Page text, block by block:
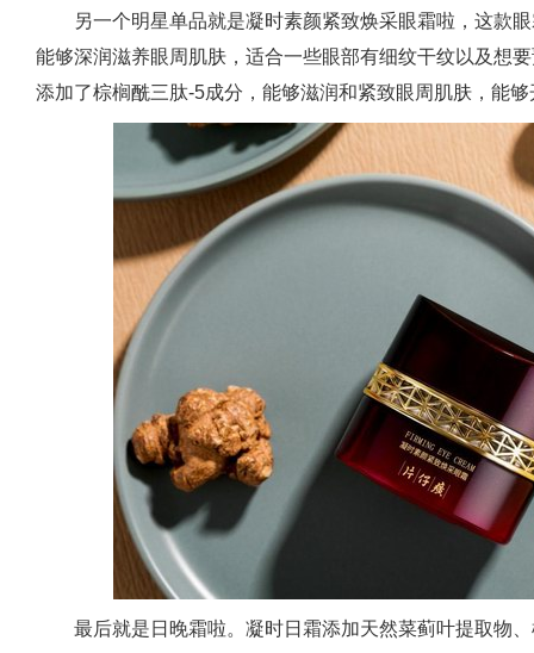
另一个明星单品就是凝时素颜紧致焕采眼霜啦，这款
能够深润滋养眼周肌肤，适合一些眼部有细纹干纹以及想
添加了棕榈酰三肽-5成分，能够滋润和紧致眼周肌肤，能够
最后就是日晚霜啦。凝时日霜添加天然菜蓟叶提取物